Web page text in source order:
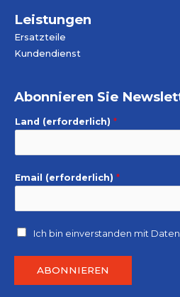
Leistungen
Ersatzteile
Kundendienst
Abonnieren Sie
Land (erforderlich) *
Email (erforderlich) *
Ich bin einverstanden mit
ABONNIEREN